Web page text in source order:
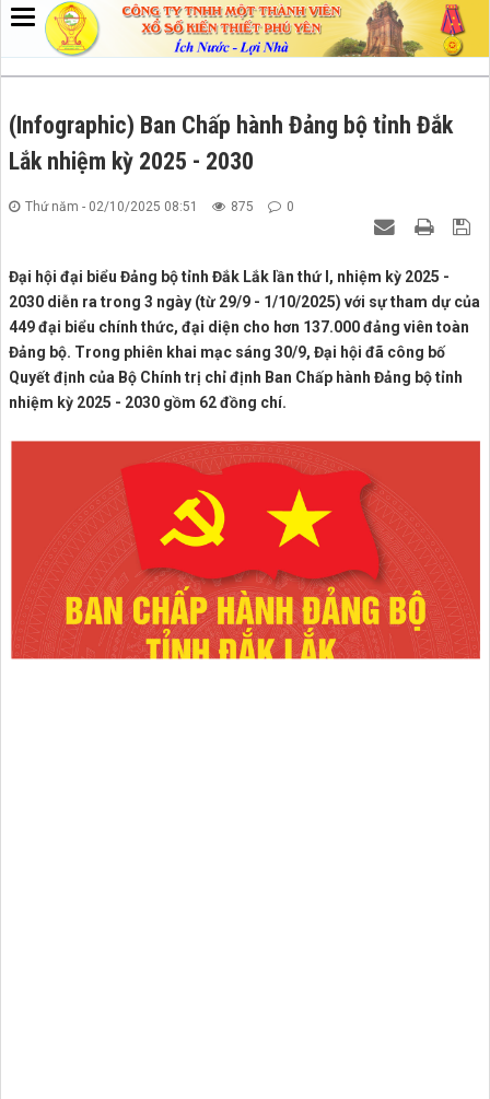
(Infographic) Ban Chấp hành Đảng bộ tỉnh Đắk
Lắk nhiệm kỳ 2025 - 2030
Thứ năm - 02/10/2025 08:51 875 0
Đại hội đại biểu Đảng bộ tỉnh Đắk Lắk lần thứ I, nhiệm kỳ 2025 -
2030 diễn ra trong 3 ngày (từ 29/9 - 1/10/2025) với sự tham dự của
449 đại biểu chính thức, đại diện cho hơn 137.000 đảng viên toàn
Đảng bộ. Trong phiên khai mạc sáng 30/9, Đại hội đã công bố
Quyết định của Bộ Chính trị chỉ định Ban Chấp hành Đảng bộ tỉnh
nhiệm kỳ 2025 - 2030 gồm 62 đồng chí.